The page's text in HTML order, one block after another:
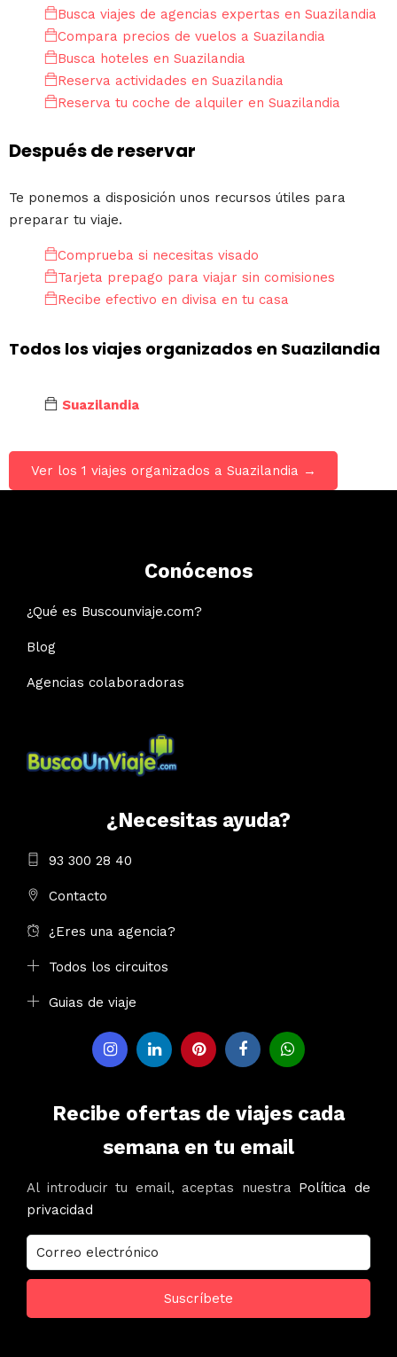
Busca viajes de agencias expertas en Suazilandia
Compara precios de vuelos a Suazilandia
Busca hoteles en Suazilandia
Reserva actividades en Suazilandia
Reserva tu coche de alquiler en Suazilandia
Después de reservar
Te ponemos a disposición unos recursos útiles para
preparar tu viaje.
Comprueba si necesitas visado
Tarjeta prepago para viajar sin comisiones
Recibe efectivo en divisa en tu casa
Todos los viajes organizados en Suazilandia
Suazilandia
Ver los 1 viajes organizados a Suazilandia →
Conócenos
¿Qué es Buscounviaje.com?
Blog
Agencias colaboradoras
¿Necesitas ayuda?
93 300 28 40
Contacto
¿Eres una agencia?
Todos los circuitos
Guias de viaje
Recibe ofertas de viajes cada
semana en tu email
Al introducir tu email, aceptas nuestra Política de
privacidad